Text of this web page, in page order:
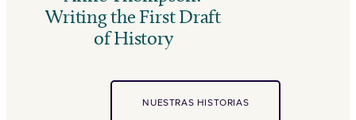
Writing the First Draft
of History
NUESTRAS HISTORIAS